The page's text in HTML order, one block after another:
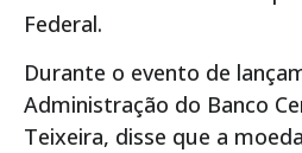
Federal.
Durante o evento de
Administração do Banco
Teixeira, disse que a